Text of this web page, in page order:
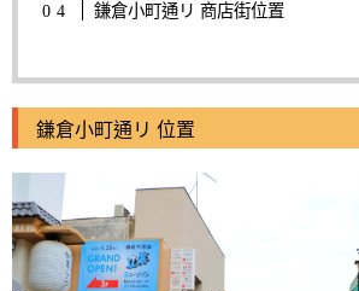
鎌倉小町通リ 商店街位置
鎌倉小町通リ 位置